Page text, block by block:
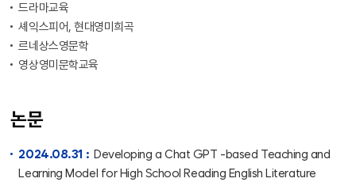
드라마교육
셰익스피어, 현대영미희곡
르네상스영문학
영상영미문학교육
논문
2024.08.31 : Developing a Chat GPT -based Teaching and
Learning Model for High School Reading English Literature